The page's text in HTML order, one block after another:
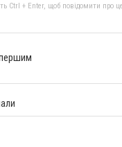
Ctrl + Enter, щоб повідомити про